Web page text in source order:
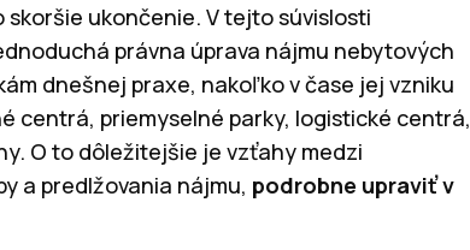
ukončenie. V tejto súvislosti
právna úprava nájmu nebytových
dnešnej praxe, nakoľko v čase jej vzniku
centrá, priemyselné parky, logistické centrá,
O to dôležitejšie je vzťahy medzi
a predlžovania nájmu, podrobne upraviť v